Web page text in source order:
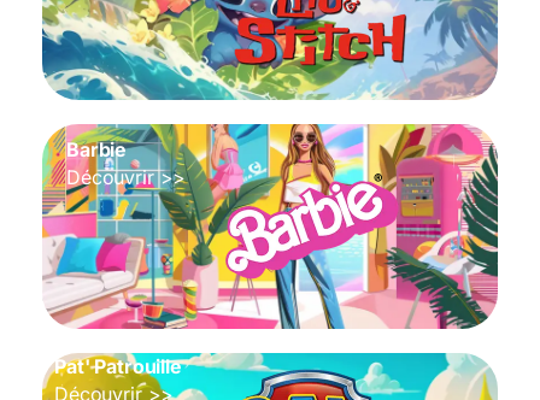
Barbie
Découvrir >>
Pat' Patrouille
Découvrir >>